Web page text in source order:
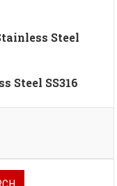
Steel
Steel SS316